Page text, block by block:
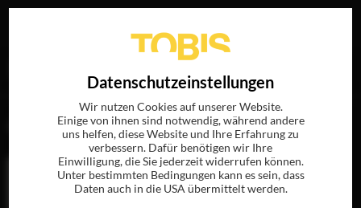
„Rafe Spall“ergab folgende Treffer
Datenschutzeinstellungen
Wir nutzen Cookies auf unserer Website.
Einige von ihnen sind notwendig, während andere
uns helfen, diese Website und Ihre Erfahrung zu
verbessern. Dafür benötigen wir Ihre
Einwilligung, die Sie jederzeit widerrufen können.
Unter bestimmten Bedingungen kann es sein, dass
Daten auch in die USA übermittelt werden.